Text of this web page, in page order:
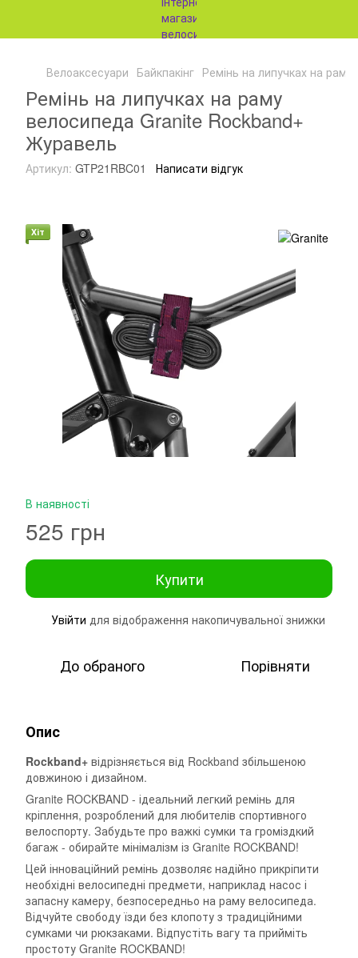
Велоаксесуари Байкпакінг Ремінь на липучках на
Ремінь на липучках на раму
велосипеда Granite Rockband+
Журавель
Артикул: GTP21RBC01 Написати відгук
Хіт
В наявності
525 грн
Купити
Увійти для відображення накопичувальної знижки
До обраного Порівняти
Опис
Rockband+ відрізняється від Rockband збільшеною
довжиною і дизайном.
Granite ROCKBAND - ідеальний легкий ремінь для
кріплення, розроблений для любителів спортивного
велоспорту. Забудьте про важкі сумки та громіздкий
багаж - обирайте мінімалізм із Granite ROCKBAND!
Цей інноваційний ремінь дозволяє надійно прикріпити
необхідні велосипедні предмети, наприклад насос і
запасну камеру, безпосередньо на раму велосипеда.
Відчуйте свободу їзди без клопоту з традиційними
сумками чи рюкзаками. Відпустіть вагу та прийміть
простоту Granite ROCKBAND!